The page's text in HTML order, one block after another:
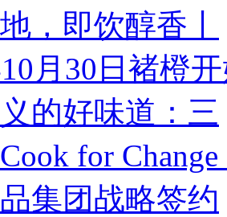
，即饮醇香丨
月30日褚橙
的好味道：三
for
集团战略签约